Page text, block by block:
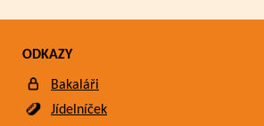
ODKAZY
Bakaláři
Jídelníček